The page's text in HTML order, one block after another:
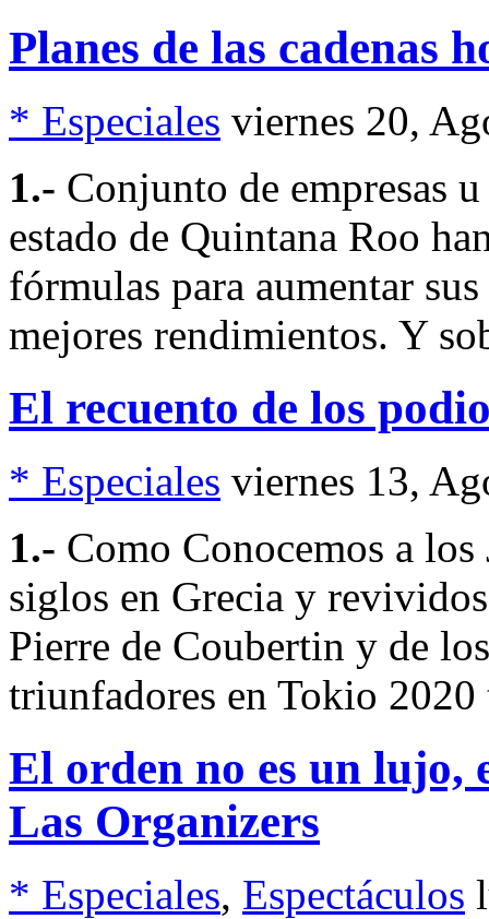
Planes de las cadenas
* Especiales viernes 20,
1.- Conjunto de empresas
estado de Quintana Roo
fórmulas para aumentar
mejores rendimientos. Y
El recuento de los
* Especiales viernes 13,
1.- Como Conocemos a
siglos en Grecia y
Pierre de Coubertin y de
triunfadores en Tokio 2020
El orden no es un lujo,
Las Organizers
* Especiales, Espectáculos